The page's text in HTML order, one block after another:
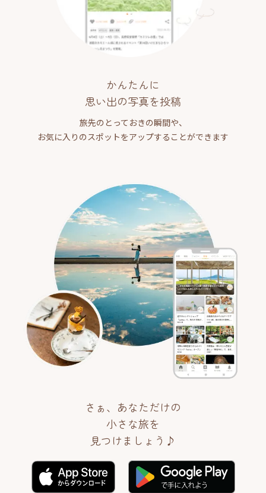
かんたんに
思い出の写真を投稿
旅先のとっておきの瞬間や、
お気に入りのスポットをアップすることができます
さぁ、あなただけの
小さな旅を
見つけましょう♪